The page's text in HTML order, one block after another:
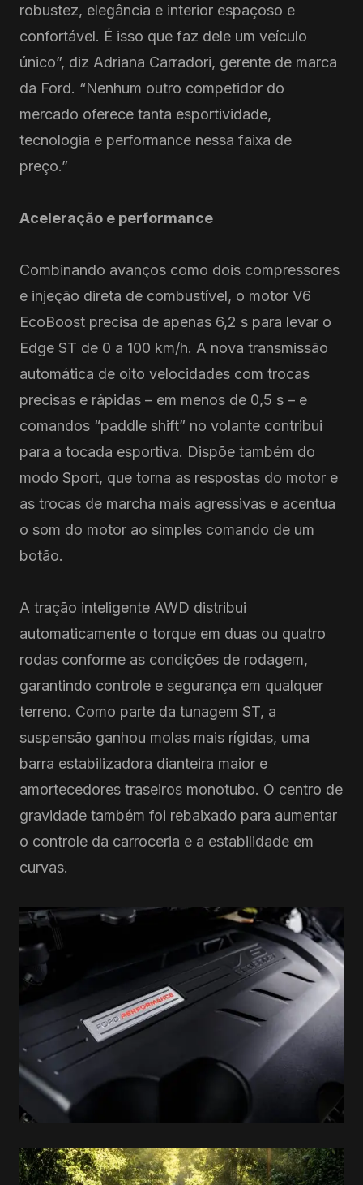
robustez, elegância e interior espaçoso e
confortável. É isso que faz dele um veículo
único”, diz Adriana Carradori, gerente de marca
da Ford. “Nenhum outro competidor do
mercado oferece tanta esportividade,
tecnologia e performance nessa faixa de
preço.”
Aceleração e performance
Combinando avanços como dois compressores
e injeção direta de combustível, o motor V6
EcoBoost precisa de apenas 6,2 s para levar o
Edge ST de 0 a 100 km/h. A nova transmissão
automática de oito velocidades com trocas
precisas e rápidas – em menos de 0,5 s – e
comandos “paddle shift” no volante contribui
para a tocada esportiva. Dispõe também do
modo Sport, que torna as respostas do motor e
as trocas de marcha mais agressivas e acentua
o som do motor ao simples comando de um
botão.
A tração inteligente AWD distribui
automaticamente o torque em duas ou quatro
rodas conforme as condições de rodagem,
garantindo controle e segurança em qualquer
terreno. Como parte da tunagem ST, a
suspensão ganhou molas mais rígidas, uma
barra estabilizadora dianteira maior e
amortecedores traseiros monotubo. O centro de
gravidade também foi rebaixado para aumentar
o controle da carroceria e a estabilidade em
curvas.